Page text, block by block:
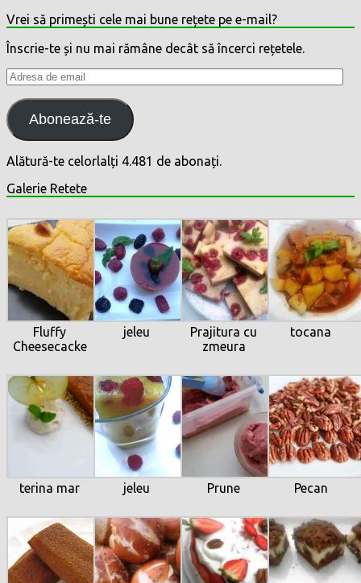
Vrei să primești cele mai bune rețete pe e-mail?
Înscrie-te și nu mai rămâne decât să încerci rețetele.
Adresa
de
email
Abonează-te
Alătură-te celorlalți 4.481 de abonați.
Galerie Retete
Fluffy
Cheesecacke
jeleu
Prajitura cu
zmeura
tocana
terina mar jeleu Prune Pecan